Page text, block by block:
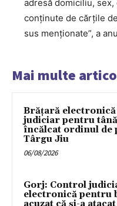
adresă domiciliu,
conținute de cărțile
sus menționate”, a
Mai multe
Brățară
judiciar pentru
încălcat ordinul de
Târgu Jiu
06/08/2026
Gorj: Control
electronică pentru